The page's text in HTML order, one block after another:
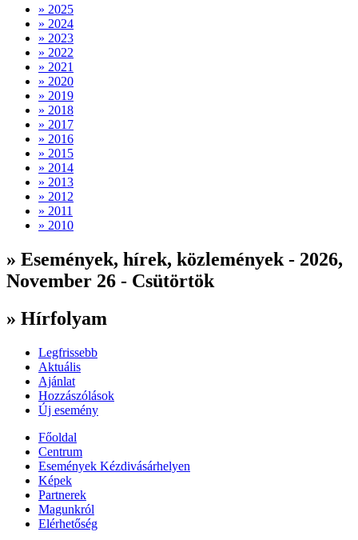
» 2025
» 2024
» 2023
» 2022
» 2021
» 2020
» 2019
» 2018
» 2017
» 2016
» 2015
» 2014
» 2013
» 2012
» 2011
» 2010
» Események, hírek, közlemények - 2026,
November 26 - Csütörtök
» Hírfolyam
Legfrissebb
Aktuális
Ajánlat
Hozzászólások
Új esemény
Főoldal
Centrum
Események Kézdivásárhelyen
Képek
Partnerek
Magunkról
Elérhetőség